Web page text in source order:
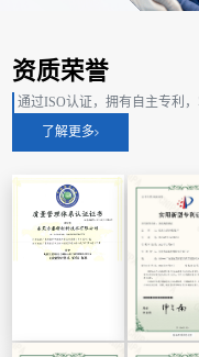
资质荣誉
通过ISO认证，拥有自主专利
了解更多